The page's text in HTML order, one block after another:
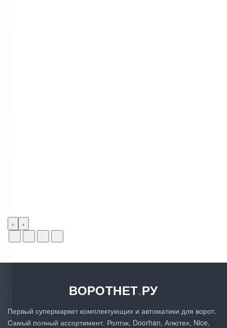
‹ ›
ВОРОТНЕТ.РУ
Первый супермаркет комплектующих и автоматики для ворот.
Самый полный ассортимент. Ролтэк, Doorhan, Алютех, Nice,